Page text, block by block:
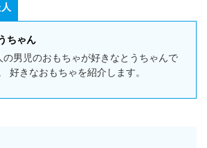
ちゃん
の男児のおもちゃが好きなとうちゃんで
好きなおもちゃを紹介します。